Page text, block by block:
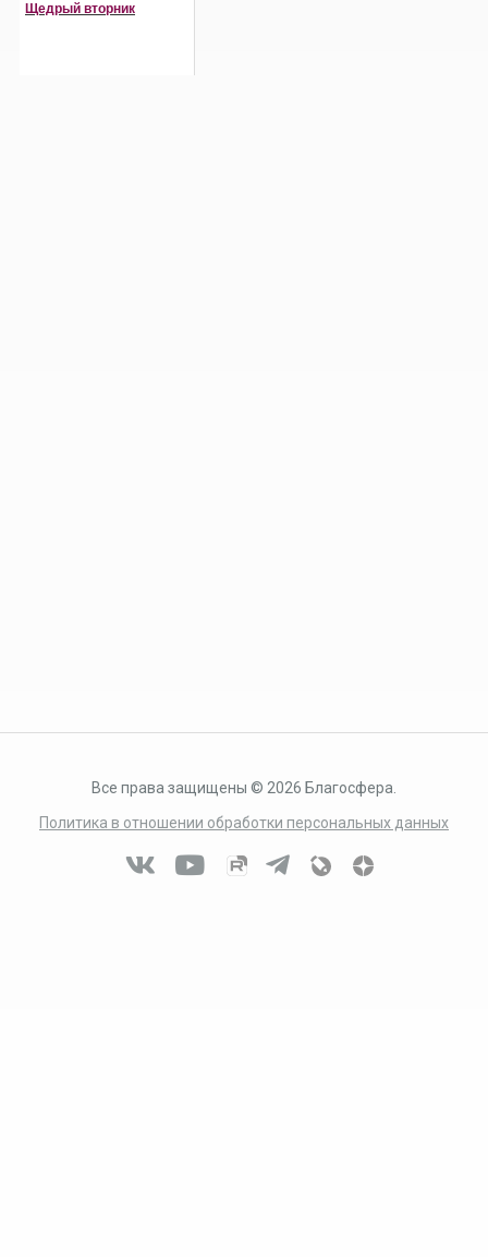
Щедрый вторник
Все права защищены © 2026 Благосфера.
Политика в отношении обработки персональных данных